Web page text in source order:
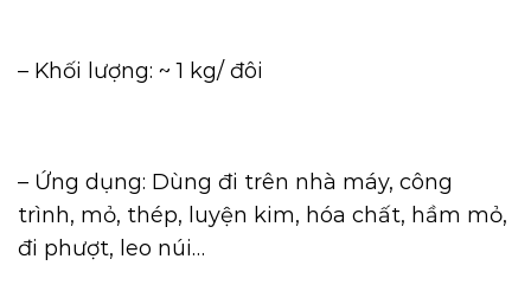
– Khối lượng: ~ 1 kg/ đôi
– Ứng dụng: Dùng đi trên nhà máy, công
trình, mỏ, thép, luyện kim, hóa chất, hầm mỏ,
đi phượt, leo núi…